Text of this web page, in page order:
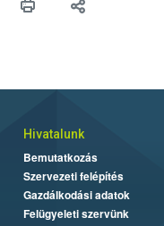
felhasználók számára is
Hivatalunk
Bemutatkozás
Szervezeti felépítés
Gazdálkodási adatok
Felügyeleti szervünk